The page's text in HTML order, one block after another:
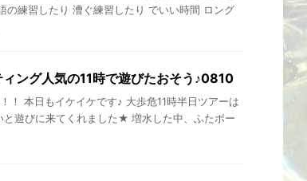
の練習したり 漕ぐ練習したり でいい時間 ロング
ング人気の11時で遊びたおそう♪0810
！ 本日もイケイケです♪ 大歩危11時半日ツアーは
と遊びに来てくれました★ 増水した中、ふたボー